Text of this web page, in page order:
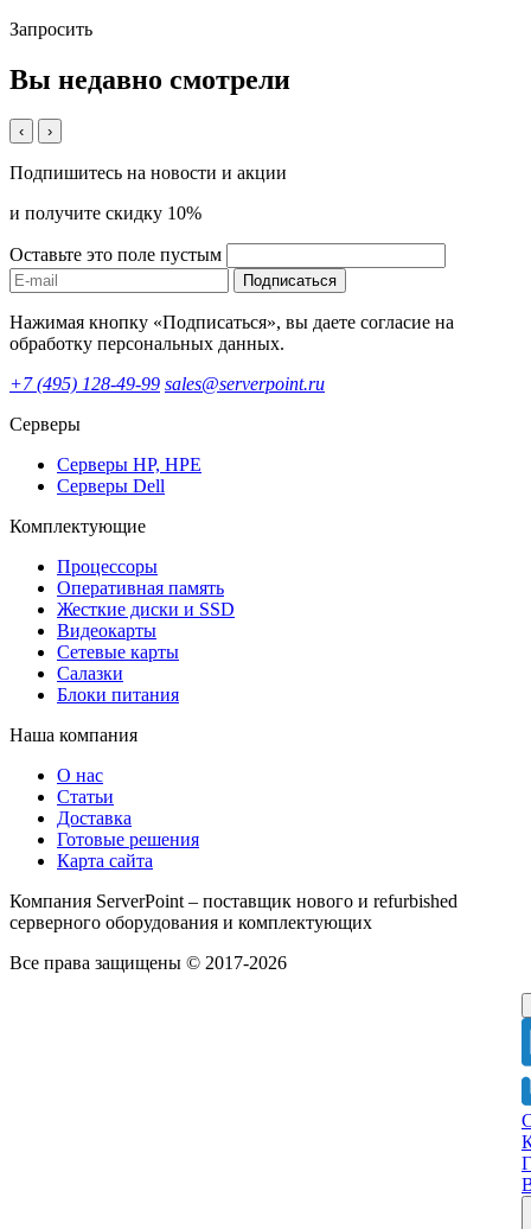
Запросить
Вы недавно смотрели
‹ ›
Подпишитесь на новости и акции
и получите скидку 10%
Оставьте это поле пустым
Подписаться
Нажимая кнопку «Подписаться», вы даете согласие на
обработку персональных данных.
+7 (495) 128-49-99 sales@serverpoint.ru
Серверы
Серверы HP, HPE
Серверы Dell
Комплектующие
Процессоры
Оперативная память
Жесткие диски и SSD
Видеокарты
Сетевые карты
Салазки
Блоки питания
Наша компания
О нас
Статьи
Доставка
Готовые решения
Карта сайта
Компания ServerPoint – поставщик нового и refurbished
серверного оборудования и комплектующих
Все права защищены © 2017-2026